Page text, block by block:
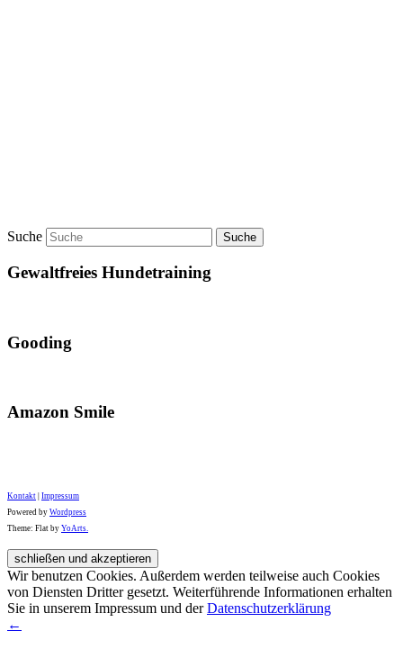
Suche
Gewaltfreies Hundetraining
Gooding
Amazon Smile
Kontakt Impressum
Powered by Wordpress
Theme: Flat by YoArts.
Wir benutzen Cookies. Außerdem werden teilweise auch Cookies
von Diensten Dritter gesetzt. Weiterführende Informationen erhalten
Sie in unserem Impressum und derDatenschutzerklärung
←